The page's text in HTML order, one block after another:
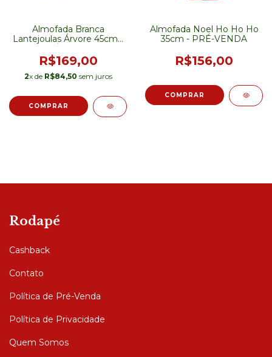
Almofada Branca
Lantejoulas Árvore 45cm -
R$169,00
2x de R$84,50 sem juros
Almofada Noel Ho Ho Ho
35cm - PRÉ-VENDA
R$156,00
Rodapé
Cashback
Contato
Política de Pré-Venda
Política de Privacidade
Quem Somos